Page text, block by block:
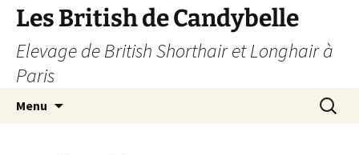
Les British de Candybelle
Elevage de British Shorthair et Longhair à
Paris
Menu